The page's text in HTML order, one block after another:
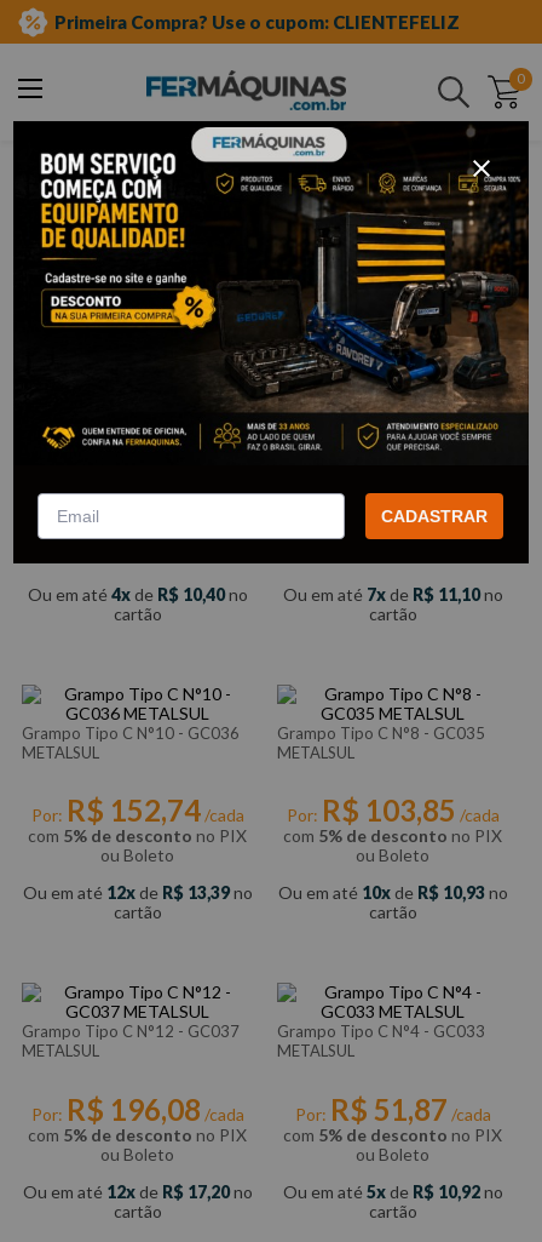
Primeira Compra? Use o cupom: CLIENTEFELIZ
0
Buscar
metalsul
METALSUL
Filtrar
Grampo Tipo C N°3 - GC032
METALSUL
Por:R$
com5% de descontono PIX
Ou em até 4 de R$ 10,40no
cartão
Grampo Tipo C N°6 - GC034
METALSUL
73,87/cada
com5% de descontono PIX
Ou em até 7 de R$ 11,10no
cartão
Grampo Tipo C N°10 - GC036
METALSUL
Por: R$ 152,74/cada
com 5% de desconto no PIX
ou Boleto
Ou em até 12 de R$ 13,39no
cartão
Grampo Tipo C N°8 - GC035
METALSUL
Por: R$ 103,85 /cada
com 5% de desconto no PIX
ou Boleto
Ou em até 10 de R$ 10,93no
cartão
Grampo Tipo C N°12 - GC037
METALSUL
Por: R$ 196,08 /cada
com 5% de desconto no PIX
ou Boleto
Ou em até 12 de R$ 17,20no
cartão
Grampo Tipo C N°4 - GC033
METALSUL
Por: R$ 51,87 /cada
com 5% de desconto no PIX
ou Boleto
Ou em até 5 de R$ 10,92no
cartão
CADASTRAR